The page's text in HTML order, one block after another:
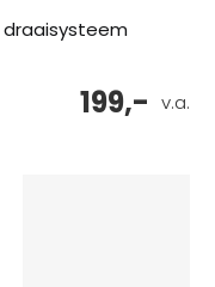
draaisysteem
v.a.
199,-